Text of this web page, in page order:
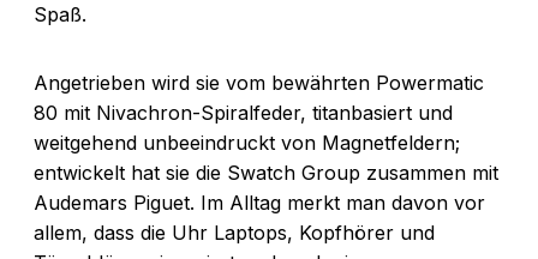
Spaß.
Angetrieben wird sie vom bewährten Powermatic
80 mit Nivachron-Spiralfeder, titanbasiert und
weitgehend unbeeindruckt von Magnetfeldern;
entwickelt hat sie die Swatch Group zusammen mit
Audemars Piguet. Im Alltag merkt man davon vor
allem, dass die Uhr Laptops, Kopfhörer und